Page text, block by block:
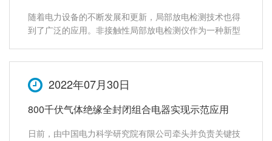
随着电力设备的不断发展和更新，局部放电检测技术也得
到了广泛的应用。非接触性局部放电检测仪作为一种新型
2022年07月30日
800千伏气体绝缘全封闭组合电器实现示范应用
日前，由中国电力科学研究院有限公司牵头并负责关键技